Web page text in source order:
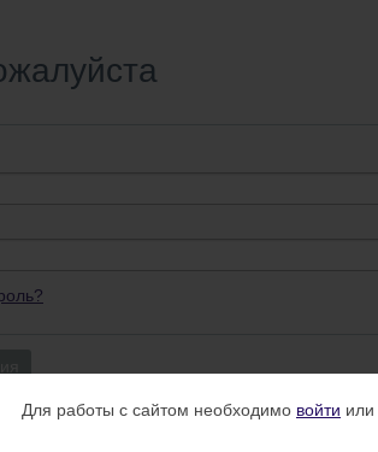
Для работы с сайтом необходимо войти или